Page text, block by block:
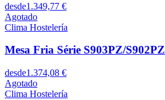
desde1.349,77 €
Agotado
Clima Hostelería
Mesa Fria Série S903PZ/S902PZ
desde1.374,08 €
Agotado
Clima Hostelería